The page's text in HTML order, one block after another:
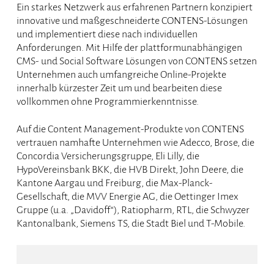
Ein starkes Netzwerk aus erfahrenen Partnern konzipiert
innovative und maßgeschneiderte CONTENS-Lösungen
und implementiert diese nach individuellen
Anforderungen. Mit Hilfe der plattformunabhängigen
CMS- und Social Software Lösungen von CONTENS setzen
Unternehmen auch umfangreiche Online-Projekte
innerhalb kürzester Zeit um und bearbeiten diese
vollkommen ohne Programmierkenntnisse.
Auf die Content Management-Produkte von CONTENS
vertrauen namhafte Unternehmen wie Adecco, Brose, die
Concordia Versicherungsgruppe, Eli Lilly, die
HypoVereinsbank BKK, die HVB Direkt, John Deere, die
Kantone Aargau und Freiburg, die Max-Planck-
Gesellschaft, die MVV Energie AG, die Oettinger Imex
Gruppe (u.a. „Davidoff“), Ratiopharm, RTL, die Schwyzer
Kantonalbank, Siemens TS, die Stadt Biel und T-Mobile.